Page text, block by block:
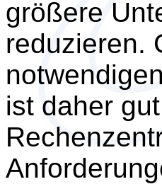
größere
reduzieren.
ist daher